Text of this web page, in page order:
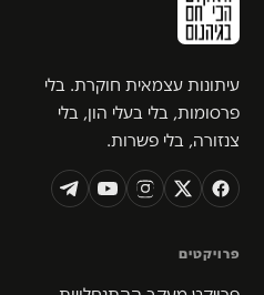
עיתונות עצמאית חוקרת. בלי
פרסומות, בלי בעלי הון, בלי
צנזורה, בלי פשרות.
פרויקטים